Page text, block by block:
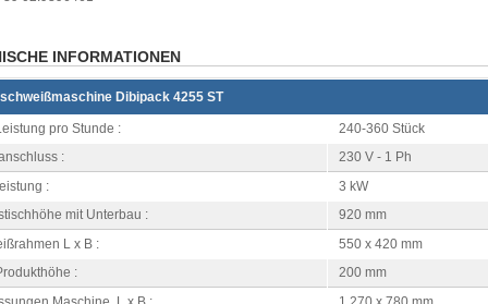
INFORMATIONEN
Dibipack 4255 ST
pro Stunde :
240-360 Stück
:
230 V - 1 Ph
:
3 kW
mit Unterbau :
920 mm
L x B :
550 x 420 mm
:
200 mm